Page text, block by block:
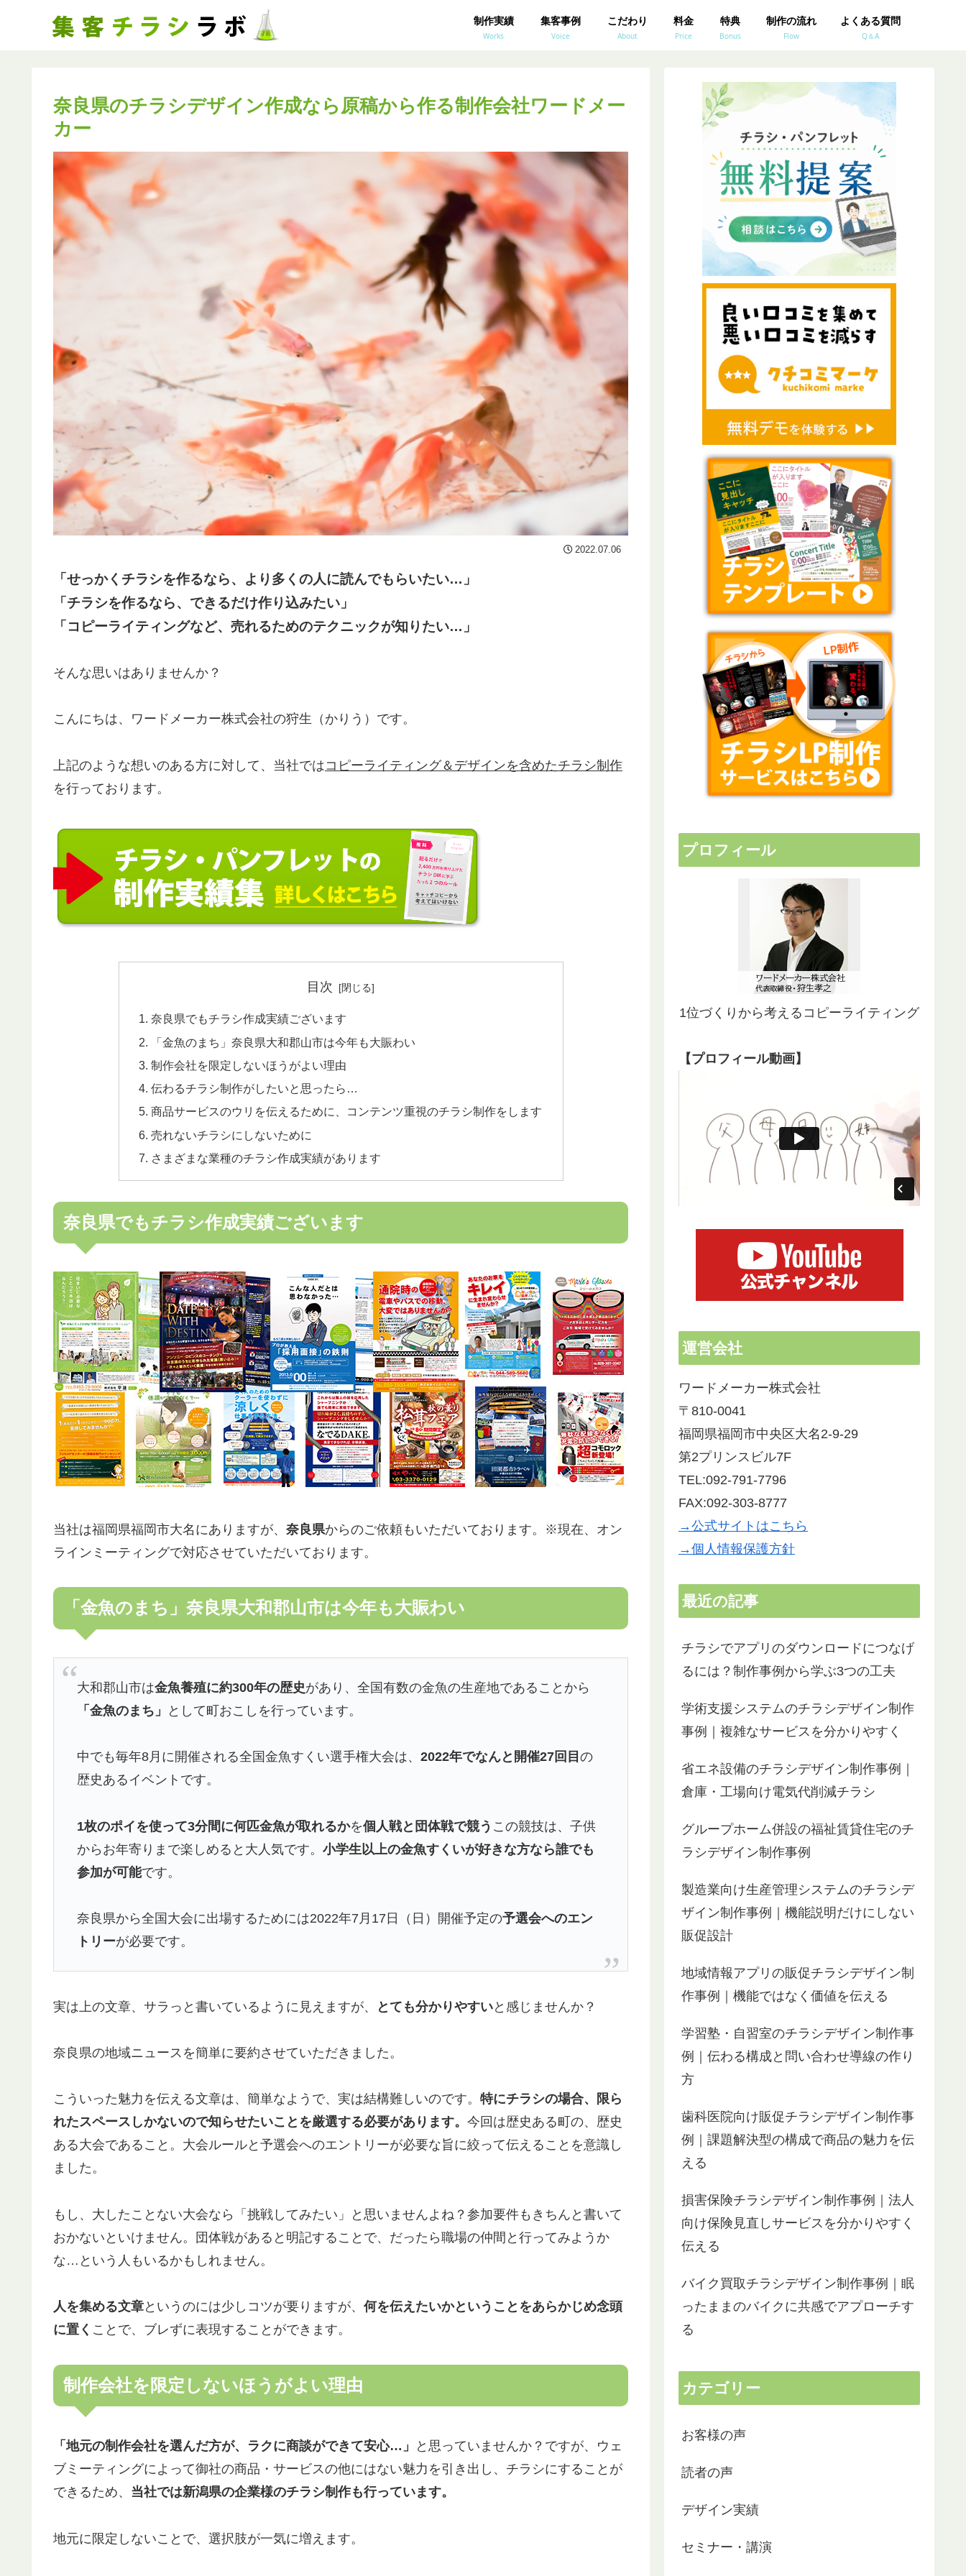
制作実績
Works
集客事例
Voice
こだわり
About
料金
Price
特典
Bonus
制作の流れ
Flow
よくある質問
Q＆A
奈良県のチラシデザイン作成なら原稿から作る制作会社ワードメー
カー
2022.07.06
「せっかくチラシを作るなら、より多くの人に読んでもらいたい…」
「チラシを作るなら、できるだけ作り込みたい 」
「コピーライティングなど、売れるためのテクニックが知りたい…」
そんな思いはありませんか？
こんにちは、ワードメーカー株式会社の狩生（かりう）です。
上記のような想いのある方に対して、当社ではコピーライティング＆デザインを含めたチラシ制作
を行っております。
目次
奈良県でもチラシ作成実績ございます
「金魚のまち」奈良県大和郡山市は今年も大賑わい
制作会社を限定しないほうがよい理由
伝わるチラシ制作がしたいと思ったら…
商品サービスのウリを伝えるために、コンテンツ重視のチラシ制作をします
売れないチラシにしないために
さまざまな業種のチラシ作成実績があります
奈良県でもチラシ作成実績ございます
当社は福岡県福岡市大名にありますが、 奈良県からのご依頼もいただいております。※現在、オン
ラインミーティングで対応させていただいております。
「金魚のまち」奈良県大和郡山市は今年も大賑わい
大和郡山市は金魚養殖に約300年の歴史があり、全国有数の金魚の生産地であることから
「金魚のまち」
として町おこしを行っています。
中でも毎年8月に開催される全国金魚すくい選手権大会は、2022年でなんと開催27回目の
歴史あるイベントです。
1枚のポイを使って3分間に何匹金魚が取れるかを個人戦と団体戦で競う この競技は、子供
からお年寄りまで楽しめると大人気です。小学生以上の金魚すくいが好きな方なら誰でも
参加が可能です。
奈良県から全国大会に出場するためには2022年7月17日（日）開催予定の予選会へのエン
トリーが必要です。
実は上の文章、サラっと書いているように見えますが、 とても分かりやすいと感じませんか？
奈良県の地域ニュースを簡単に要約させていただきました。
こういった魅力を伝える文章は、簡単なようで、実は結構難しいのです。 特にチラシの場合、限ら
れたスペースしかないので知らせたいことを厳選する必要があります。 今回は歴史ある町の、歴史
ある大会であること。大会ルールと予選会へのエントリーが必要な旨に絞って伝えることを意識し
ました。
もし、大したことない大会なら「挑戦してみたい」と思いませんよね？参加要件もきちんと書いて
おかないといけません。団体戦があると明記することで、だったら職場の仲間と行ってみようか
な…という人もいるかもしれません。
人を集める文章というのには少しコツが要りますが、 何を伝えたいかということをあらかじめ念頭
に置く ことで、ブレずに表現することができます。
制作会社を限定しないほうがよい理由
「地元の制作会社を選んだ方が、ラクに商談ができて安心…」
と思っていませんか？ですが、ウェ
ブミーティングによって御社の商品・サービスの他にはない魅力を引き出し、チラシにすることが
できるため、 当社では新潟県の企業様のチラシ制作も行っています。
地元に限定しないことで、選択肢が一気に増えます。
プロフィール
1位づくりから考えるコピーライティング
【プロフィール動画】
運営会社
ワードメーカー株式会社
〒810-0041
福岡県福岡市中央区大名2-9-29
第2プリンスビル7F
TEL:092-791-7796
FAX:092-303-8777
→公式サイトはこちら
→個人情報保護方針
最近の記事
チラシでアプリのダウンロードにつなげ
るには？制作事例から学ぶ3つの工夫
学術支援システムのチラシデザイン制作
事例｜複雑なサービスを分かりやすく
省エネ設備のチラシデザイン制作事例｜
倉庫・工場向け電気代削減チラシ
グループホーム併設の福祉賃貸住宅のチ
ラシデザイン制作事例
製造業向け生産管理システムのチラシデ
ザイン制作事例｜機能説明だけにしない
販促設計
地域情報アプリの販促チラシデザイン制
作事例｜機能ではなく価値を伝える
学習塾・自習室のチラシデザイン制作事
例｜伝わる構成と問い合わせ導線の作り
方
歯科医院向け販促チラシデザイン制作事
例｜課題解決型の構成で商品の魅力を伝
える
損害保険チラシデザイン制作事例｜法人
向け保険見直しサービスを分かりやすく
伝える
バイク買取チラシデザイン制作事例｜眠
ったままのバイクに共感でアプローチす
る
カテゴリー
お客様の声
読者の声
デザイン実績
セミナー・講演